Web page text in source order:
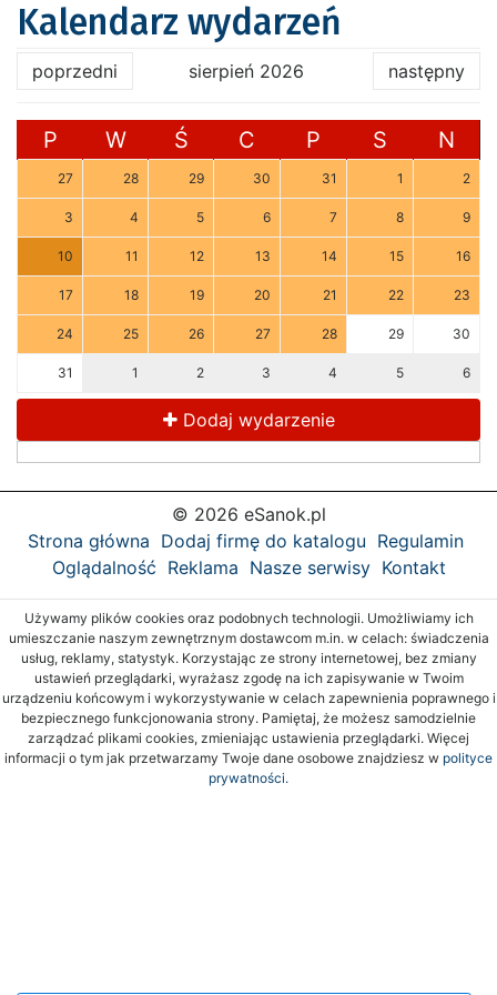
Kalendarz wydarzeń
poprzedni sierpień 2026 następny
P W Ś C P S N
27 28 29 30 31 1 2
3 4 5 6 7 8 9
10 11 12 13 14 15 16
17 18 19 20 21 22 23
24 25 26 27 28 29 30
31 1 2 3 4 5 6
Dodaj wydarzenie
© 2026 eSanok.pl
Strona główna Dodaj firmę do katalogu Regulamin
Oglądalność Reklama Nasze serwisy Kontakt
Używamy plików cookies oraz podobnych technologii. Umożliwiamy ich
umieszczanie naszym zewnętrznym dostawcom m.in. w celach: świadczenia
usług, reklamy, statystyk. Korzystając ze strony internetowej, bez zmiany
ustawień przeglądarki, wyrażasz zgodę na ich zapisywanie w Twoim
urządzeniu końcowym i wykorzystywanie w celach zapewnienia poprawnego i
bezpiecznego funkcjonowania strony. Pamiętaj, że możesz samodzielnie
zarządzać plikami cookies, zmieniając ustawienia przeglądarki. Więcej
informacji o tym jak przetwarzamy Twoje dane osobowe znajdziesz w polityce
prywatności.